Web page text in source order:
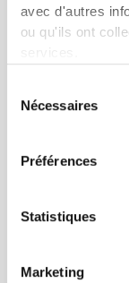
avec d'autres
ou qu'ils ont
Nécessaires
Préférences
Statistiques
Marketing
Liberté de